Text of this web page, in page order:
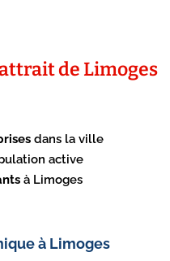
de Limoges
dans la ville
active
à Limoges
à Limoges